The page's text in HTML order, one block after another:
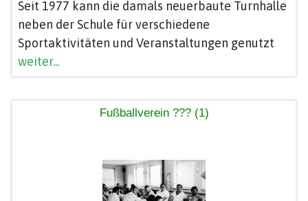
Seit 1977 kann die damals neuerbaute Turnhalle
neben der Schule für verschiedene
Sportaktivitäten und Veranstaltungen genutzt
weiter...
Fußballverein ??? (1)